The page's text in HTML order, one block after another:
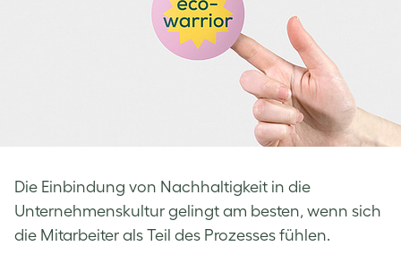
Die Einbindung von Nachhaltigkeit in die
Unternehmenskultur gelingt am besten, wenn sich
die Mitarbeiter als Teil des Prozesses fühlen.